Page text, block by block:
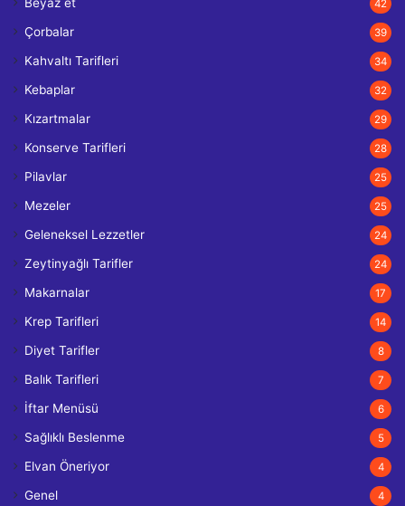
42
Çorbalar 39
Kahvaltı Tarifleri 34
Kebaplar 32
Kızartmalar 29
Konserve Tarifleri 28
Pilavlar 25
Mezeler 25
Geleneksel Lezzetler 24
Zeytinyağlı Tarifler 24
Makarnalar 17
Krep Tarifleri 14
Diyet Tarifler 8
Balık Tarifleri 7
İftar Menüsü 6
Sağlıklı Beslenme 5
Elvan Öneriyor 4
Genel 4